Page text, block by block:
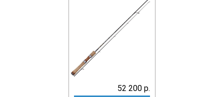
52 200 р.